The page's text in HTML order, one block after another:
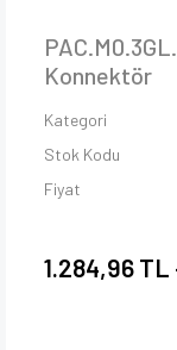
Konnektör
Kategori
Stok Kodu
Fiyat
1.284,96 TL